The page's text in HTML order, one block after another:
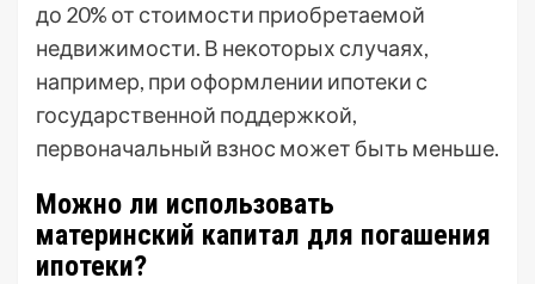
до 20% от стоимости приобретаемой
недвижимости. В некоторых случаях,
например, при оформлении ипотеки с
государственной поддержкой,
первоначальный взнос может быть меньше.
Можно ли использовать
материнский капитал для погашения
ипотеки?